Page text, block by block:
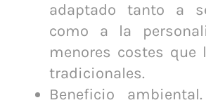
adaptado tanto a
como a la
menores costes que
tradicionales.
Beneficio